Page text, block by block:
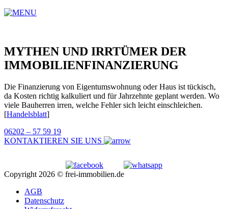
MYTHEN UND IRRTÜMER DER
IMMOBILIENFINANZIERUNG
Die Finanzierung von Eigentumswohnung oder Haus ist tückisch,
da Kosten richtig kalkuliert und für Jahrzehnte geplant werden. Wo
viele Bauherren irren, welche Fehler sich leicht einschleichen.
[Handelsblatt]
06202 – 57 59 19
KONTAKTIEREN SIE UNS
Copyright 2026 © frei-immobilien.de
AGB
Datenschutz